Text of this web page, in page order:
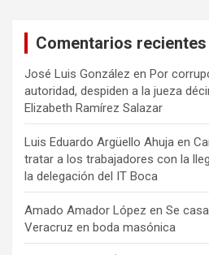
Comentarios recientes
José Luis González en Por
autoridad, despiden a la jueza
Elizabeth Ramírez Salazar
Luis Eduardo Argüello Ahuja en
tratar a los trabajadores con la
la delegación del IT Boca
Amado Amador López en Se
Veracruz en boda masónica